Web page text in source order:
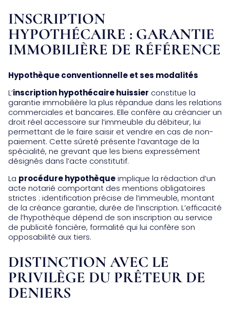
INSCRIPTION
HYPOTHÉCAIRE : GARANTIE
IMMOBILIÈRE DE RÉFÉRENCE
Hypothèque conventionnelle et ses modalités
L’inscription hypothécaire huissier constitue la
garantie immobilière la plus répandue dans les relations
commerciales et bancaires. Elle confère au créancier un
droit réel accessoire sur l’immeuble du débiteur, lui
permettant de le faire saisir et vendre en cas de non-
paiement. Cette sûreté présente l’avantage de la
spécialité, ne grevant que les biens expressément
désignés dans l’acte constitutif.
La procédure hypothèqueimplique la rédaction d’un
acte notarié comportant des mentions obligatoires
strictes : identification précise de l’immeuble, montant
de la créance garantie, durée de l’inscription. L’efficacité
de l’hypothèque dépend de son inscription au service
de publicité foncière, formalité qui lui confère son
opposabilité aux tiers.
DISTINCTION AVEC LE
PRIVILÈGE DU PRÊTEUR DE
DENIERS